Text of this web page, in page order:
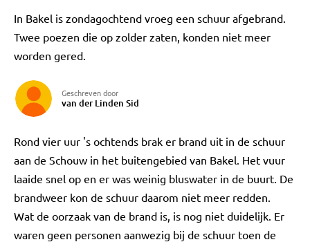
In Bakel is zondagochtend vroeg een schuur afgebrand.
Twee poezen die op zolder zaten, konden niet meer
worden gered.
Geschreven door
van der Linden Sid
Rond vier uur 's ochtends brak er brand uit in de schuur
aan de Schouw in het buitengebied van Bakel. Het vuur
laaide snel op en er was weinig bluswater in de buurt. De
brandweer kon de schuur daarom niet meer redden.
Wat de oorzaak van de brand is, is nog niet duidelijk. Er
waren geen personen aanwezig bij de schuur toen de